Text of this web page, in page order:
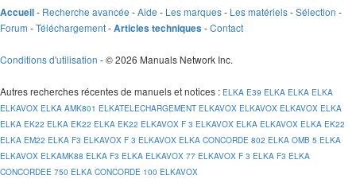
Accueil- Recherche avancée -Aide - Les marques- Les matériels-Sélection -
Forum -Téléchargement-Articles techniques -Contact
Conditions d'utilisation - © 2026 Manuals Network Inc.
Autres recherches récentes de manuels et notices : ELKA E39 ELKA ELKA ELKA
ELKAVOX ELKA AMK801 ELKATELECHARGEMENT ELKAVOX ELKAVOX ELKAVOX ELKA
ELKA EK22 ELKA EK22 ELKA EK22 ELKAVOX F 3 ELKAVOX ELKA ELKAVOX ELKA EK22
ELKA EM22 ELKA F3 ELKAVOX F 3 ELKAVOX ELKA CONCORDE 802 ELKA OMB 5 ELKA
ELKAVOX ELKAMK88 ELKA F3 ELKA ELKAVOX 77 ELKAVOX F 3 ELKA F3 ELKA
CONCORDEE 750 ELKA CONCORDE 100 ELKAVOX